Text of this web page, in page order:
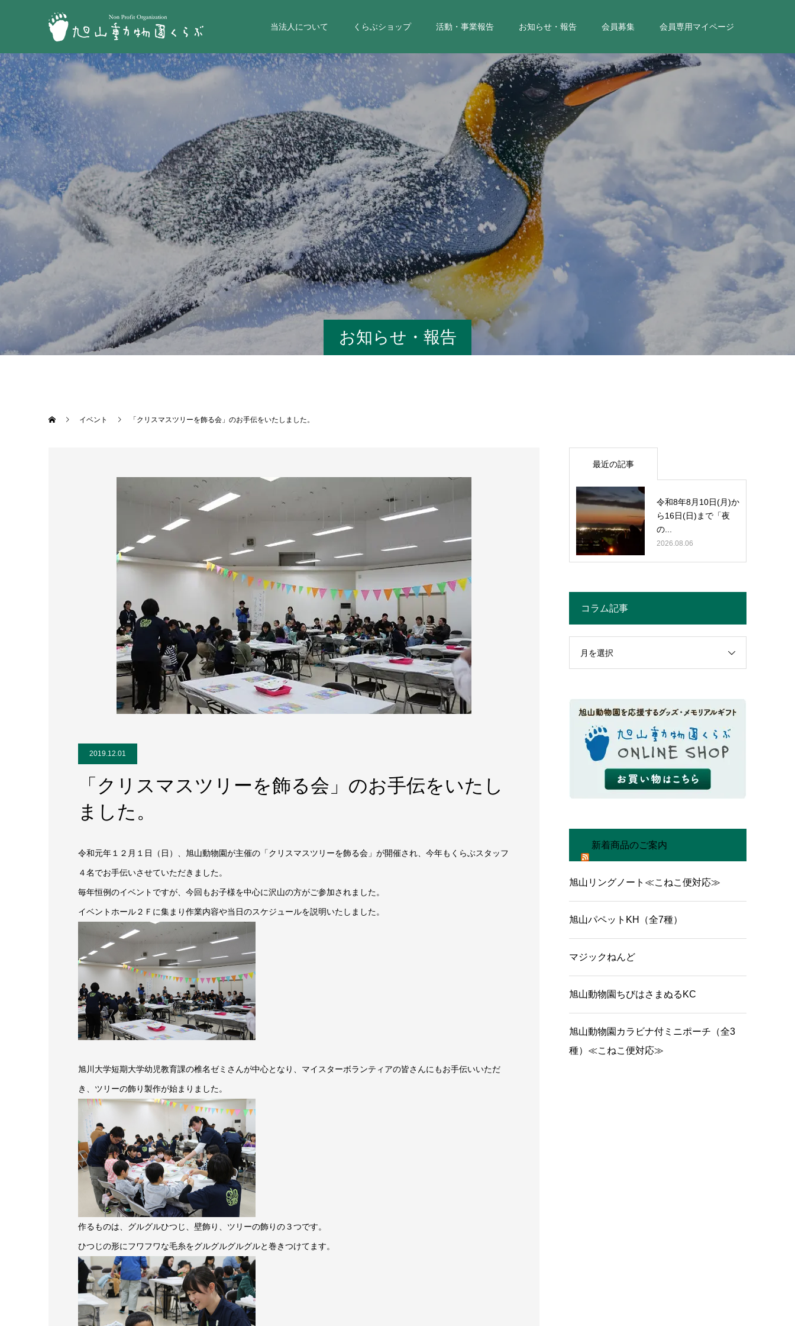
当法人について くらぶショップ 活動・事業報告 お知らせ・報告 会員募集 会員専用マイページ
お知らせ・報告
イベント 「クリスマスツリーを飾る会」のお手伝をいたしました。
2019.12.01
「クリスマスツリーを飾る会」のお手伝をいたし
ました。
令和元年１２月１日（日）、旭山動物園が主催の「クリスマスツリーを飾る会」が開催され、今年もくらぶスタッフ
４名でお手伝いさせていただきました。
毎年恒例のイベントですが、今回もお子様を中心に沢山の方がご参加されました。
イベントホール２Ｆに集まり作業内容や当日のスケジュールを説明いたしました。
旭川大学短期大学幼児教育課の椎名ゼミさんが中心となり、マイスターボランティアの皆さんにもお手伝いいただ
き、ツリーの飾り製作が始まりました。
作るものは、グルグルひつじ、壁飾り、ツリーの飾りの３つです。
ひつじの形にフワフワな毛糸をグルグルグルグルと巻きつけてます。
最近の記事
令和8年8月10日(月)か
ら16日(日)まで「夜
の...
2026.08.06
コラム記事
月を選択
新着商品のご案内
旭山リングノート≪こねこ便対応≫
旭山パペットKH（全7種）
マジックねんど
旭山動物園ちびはさまぬるKC
旭山動物園カラビナ付ミニポーチ（全3
種）≪こねこ便対応≫